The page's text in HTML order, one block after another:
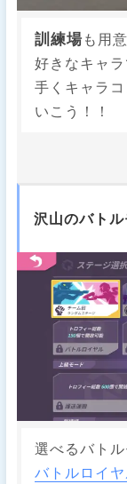
訓練場 も用
好きなキャ
手くキャラ
いこう！！
沢山のバトル
選べるバト
バトルロイ